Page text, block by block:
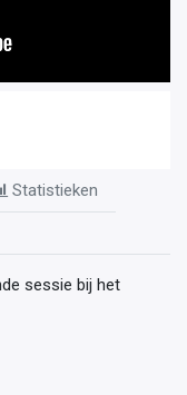
Statistieken
sessie bij het